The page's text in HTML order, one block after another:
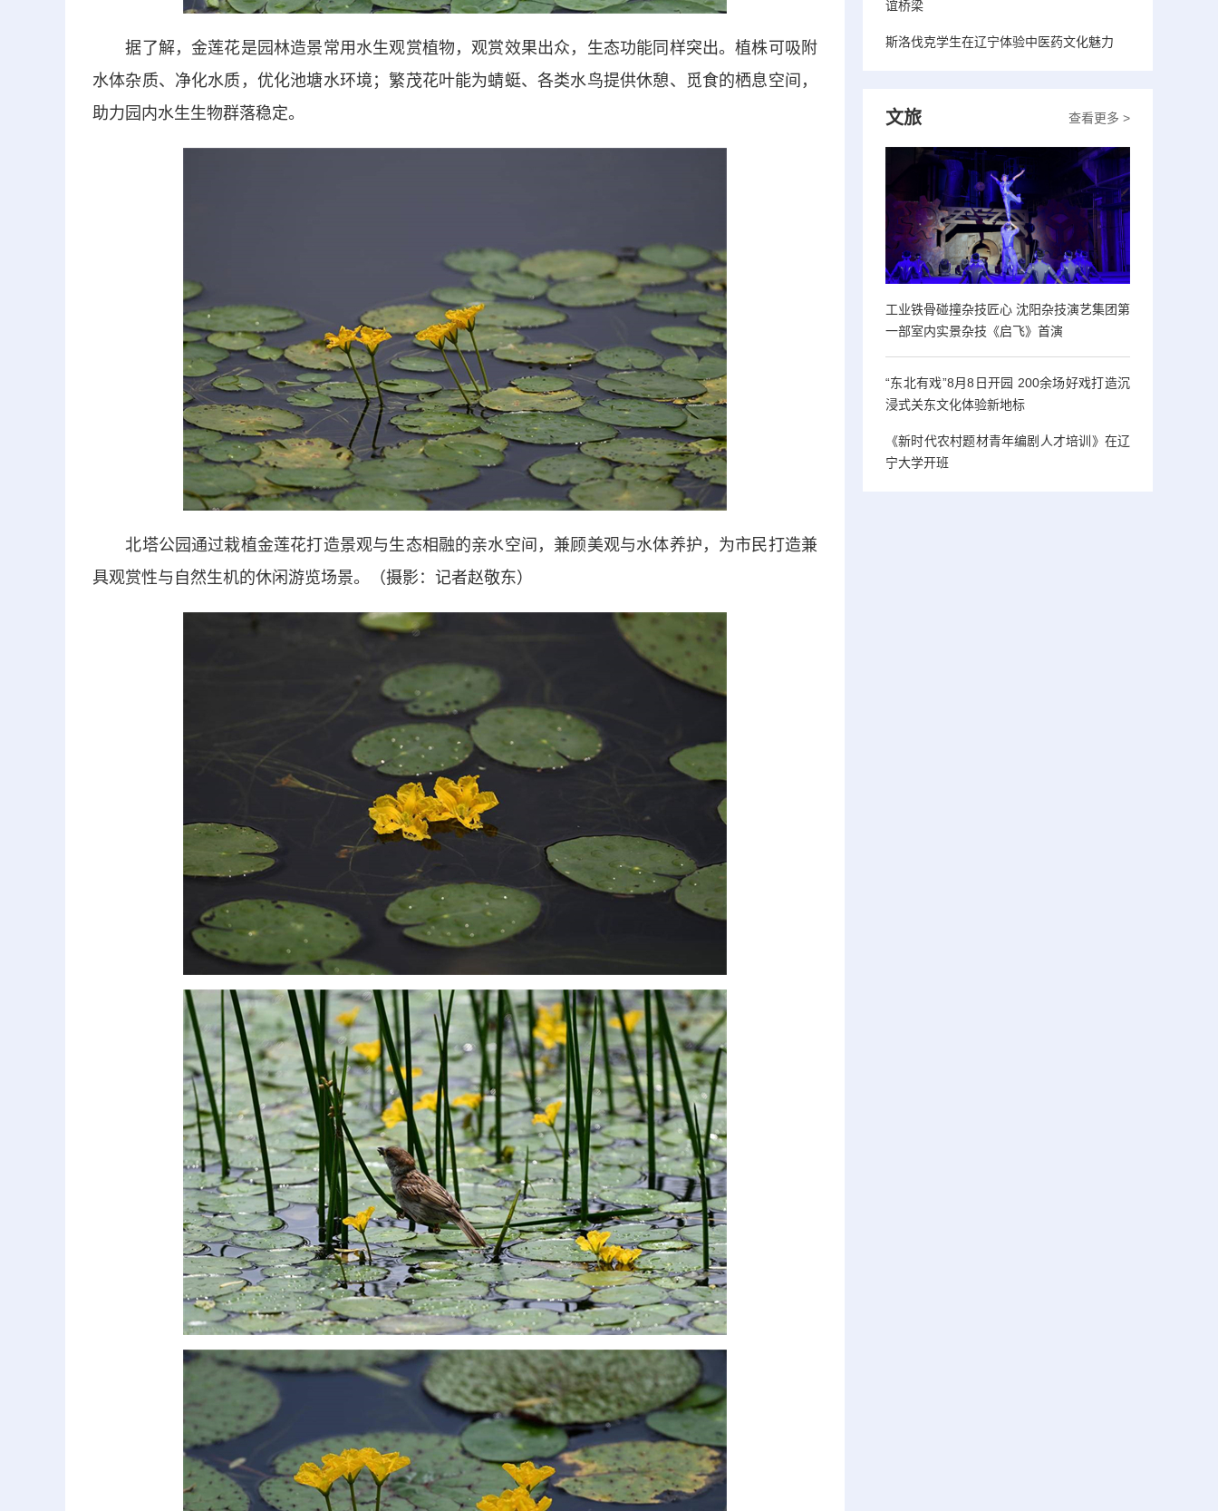
据了解，金莲花是园林造景常用水生观赏植物，观赏效果出众，生态功能同样突出。植株可吸附
水体杂质、净化水质，优化池塘水环境；繁茂花叶能为蜻蜓、各类水鸟提供休憩、觅食的栖息空间，
助力园内水生生物群落稳定。
北塔公园通过栽植金莲花打造景观与生态相融的亲水空间，兼顾美观与水体养护，为市民打造兼
具观赏性与自然生机的休闲游览场景。（摄影：记者赵敬东）
谊桥梁
斯洛伐克学生在辽宁体验中医药文化魅力
查看更多 >
文旅
工业铁骨碰撞杂技匠心 沈阳杂技演艺集团第
一部室内实景杂技《启飞》首演
“东北有戏”8月8日开园 200余场好戏打造沉
浸式关东文化体验新地标
《新时代农村题材青年编剧人才培训》在辽
宁大学开班